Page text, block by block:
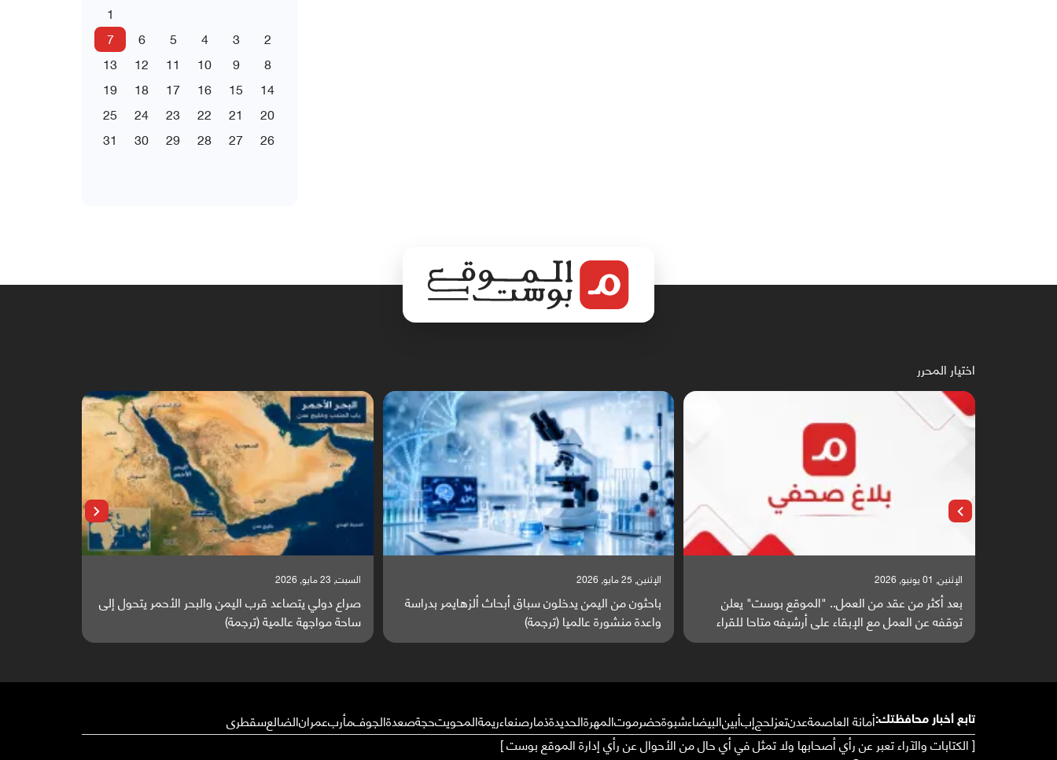
1
2
3
4
5
6
7
8
9
10
11
12
13
14
15
16
17
18
19
20
21
22
23
24
25
26
27
28
29
30
31
اختيار المحرر
بعد أكثر من عقد من العمل.. "الموقع بوست" يعلن
توقفه عن العمل مع الإبقاء على أرشيفه متاحا للقراء
باحثون من اليمن يدخلون سباق أبحاث ألزهايمر بدراسة
واعدة منشورة عالميا (ترجمة)
صراع دولي يتصاعد قرب اليمن والبحر الأحمر يتحول إلى
ساحة مواجهة عالمية (ترجمة)
تقرير أوروبي: باب المندب
تابع أخبار محافظتك:أمانة العاصمةعدنتعزلحجإبأبينالبيضاءشبوةحضرموتالمهرةالحديدةذمارصنعاءريمةالمحويتحجةصعدةالجوفمأربعمرانالضالعسقطرى
[ الكتابات والآراء تعبر عن رأي أصحابها ولا تمثل في أي حال من الأحوال عن رأي إدارة الموقع بوست ]